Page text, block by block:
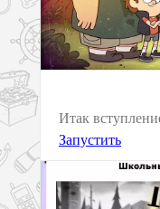
Итак
Запустить